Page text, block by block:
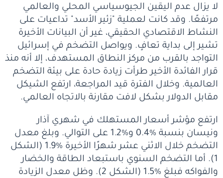
لا يزال عدم اليقين الجيوسياسي المحلي والعالمي
مرتفعًا. وقد كانت لعملية "زئير الأسد" تداعيات على
النشاط الاقتصادي الحقيقي، غير أن البيانات الأخيرة
تشير إلى بداية تعافٍ. ويواصل التضخم في إسرائيل
التواجد بالقرب من مركز النطاق المستهدف، إلا أنه منذ
قرار الفائدة الأخير طرأت زيادة حادة على بيئة التضخم
العالمية. وخلال الفترة قيد المراجعة، ارتفع الشيكل
مقابل الدولار بشكل لافت مقارنة بالاتجاه العالمي.
ارتفع مؤشر أسعار المستهلك في شهري آذار
ونيسان بنسبة %0.4 و%1.2 على التوالي. وبلغ معدل
التضخم خلال الاثني عشر شهرًا الأخيرة %1.9 (الشكل
1). أما التضخم السنوي باستبعاد الطاقة والخضار
والفواكه فبلغ %1.5 (الشكل 2). وظل معدل الزيادة